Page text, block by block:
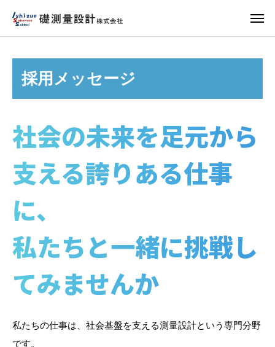
採用メッセージ
社会の未来を足元から
支える誇りある仕事
に、
私たちと一緒に挑戦し
てみませんか
私たちの仕事は、社会基盤を支える測量設計という専門分野
です。